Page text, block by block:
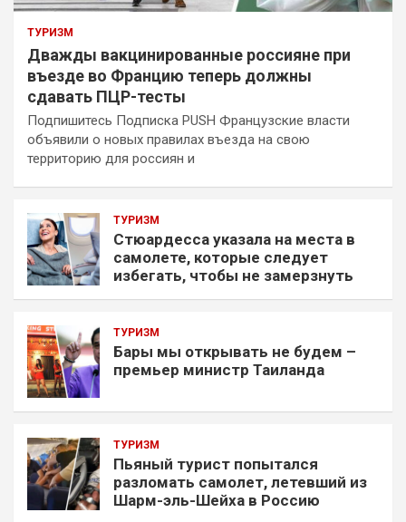
ТУРИЗМ
Дважды вакцинированные россияне при
въезде во Францию теперь должны
сдавать ПЦР-тесты
Подпишитесь Подписка PUSH Французские власти
объявили о новых правилах въезда на свою
территорию для россиян и
ТУРИЗМ
Стюардесса указала на места в
самолете, которые следует
избегать, чтобы не замерзнуть
ТУРИЗМ
Бары мы открывать не будем –
премьер министр Таиланда
ТУРИЗМ
Пьяный турист попытался
разломать самолет, летевший из
Шарм-эль-Шейха в Россию